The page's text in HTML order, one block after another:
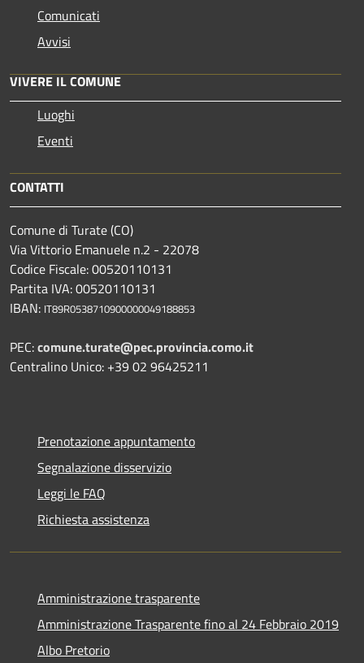
Comunicati
Avvisi
VIVERE IL COMUNE
Luoghi
Eventi
CONTATTI
Comune di Turate (CO)
Via Vittorio Emanuele n.2 - 22078
Codice Fiscale: 00520110131
Partita IVA: 00520110131
IBAN: IT89R0538710900000049188853
PEC:comune.turate@pec.provincia.como.it
Centralino Unico: +39 02 96425211
Prenotazione appuntamento
Segnalazione disservizio
Leggi le FAQ
Richiesta assistenza
Amministrazione trasparente
Amministrazione Trasparente fino al 24 Febbraio 2019
Albo Pretorio